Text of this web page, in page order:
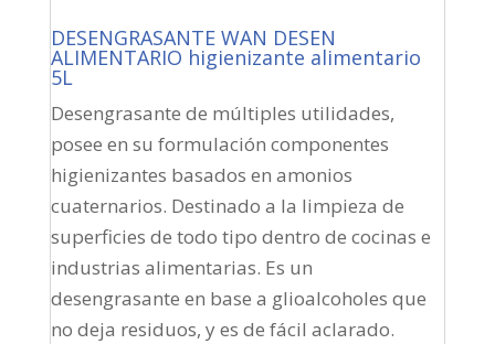
DESENGRASANTE WAN DESEN
ALIMENTARIO higienizante alimentario
5L
Desengrasante de múltiples utilidades,
posee en su formulación componentes
higienizantes basados en amonios
cuaternarios. Destinado a la limpieza de
superficies de todo tipo dentro de cocinas e
industrias alimentarias. Es un
desengrasante en base a glioalcoholes que
no deja residuos, y es de fácil aclarado.